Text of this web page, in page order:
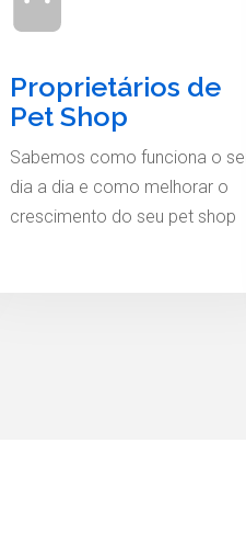
Proprietários de
Pet Shop
Sabemos como funciona o
dia a dia e como melhorar o
crescimento do seu pet shop